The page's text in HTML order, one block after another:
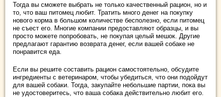
Тогда вы сможете выбрать не только качественный рацион, но и
то, что ваш питомец любит. Тратить много денег на покупку
нового корма в большом количестве бесполезно, если питомец
не съест его. Многие компании предоставляют образцы, и вы
просто можете попробовать, не покупая целый мешок. Другие
предлагают гарантию возврата денег, если вашей собаке не
понравится еда.
Если вы решите составить рацион самостоятельно, обсудите
ингредиенты с ветеринаром, чтобы убедиться, что они подойдут
для вашей собаки. Тогда, закупайте небольшие партии, пока вы
не удостоверитесь, что ваша собака действительно любит его.